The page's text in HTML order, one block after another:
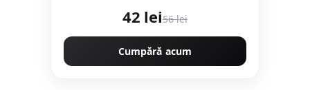
42 lei56 lei
Cumpără acum